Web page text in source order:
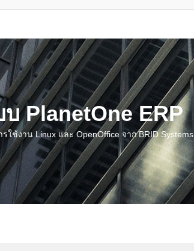
PlanetOne ERP
ช้งาน Linux และ OpenOffice จาก BRID Systems